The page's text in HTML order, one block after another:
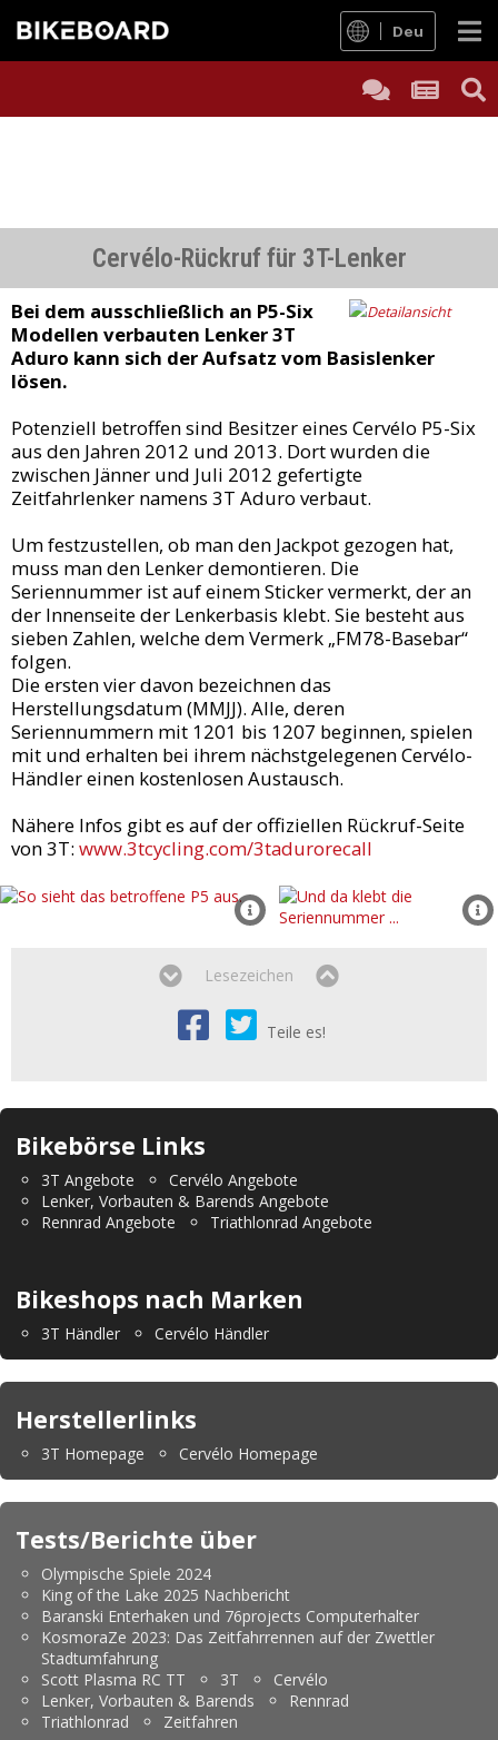
Deu
Cervélo-Rückruf für 3T-Lenker
Bei dem ausschließlich an P5-Six
Modellen verbauten Lenker 3T
Aduro kann sich der Aufsatz vom Basislenker
lösen.
Potenziell betroffen sind Besitzer eines Cervélo P5-Six
aus den Jahren 2012 und 2013. Dort wurden die
zwischen Jänner und Juli 2012 gefertigte
Zeitfahrlenker namens 3T Aduro verbaut.
Um festzustellen, ob man den Jackpot gezogen hat,
muss man den Lenker demontieren. Die
Seriennummer ist auf einem Sticker vermerkt, der an
der Innenseite der Lenkerbasis klebt. Sie besteht aus
sieben Zahlen, welche dem Vermerk „FM78-Basebar“
folgen.
Die ersten vier davon bezeichnen das
Herstellungsdatum (MMJJ). Alle, deren
Seriennummern mit 1201 bis 1207 beginnen, spielen
mit und erhalten bei ihrem nächstgelegenen Cervélo-
Händler einen kostenlosen Austausch.
Nähere Infos gibt es auf der offiziellen Rückruf-Seite
von 3T:www.3tcycling.com/3tadurorecall
Lesezeichen
Teile es!
Bikebörse Links
3T Angebote
Cervélo Angebote
Lenker, Vorbauten & Barends Angebote
Rennrad Angebote
Triathlonrad Angebote
Bikeshops nach Marken
3T Händler Cervélo Händler
Herstellerlinks
3T Homepage Cervélo Homepage
Tests/Berichte über
Olympische Spiele 2024
King of the Lake 2025 Nachbericht
Baranski Enterhaken und 76projects Computerhalter
KosmoraZe 2023: Das Zeitfahrrennen auf der Zwettler
Stadtumfahrung
Scott Plasma RC TT
3T
Cervélo
Lenker, Vorbauten & Barends
Rennrad
Triathlonrad
Zeitfahren